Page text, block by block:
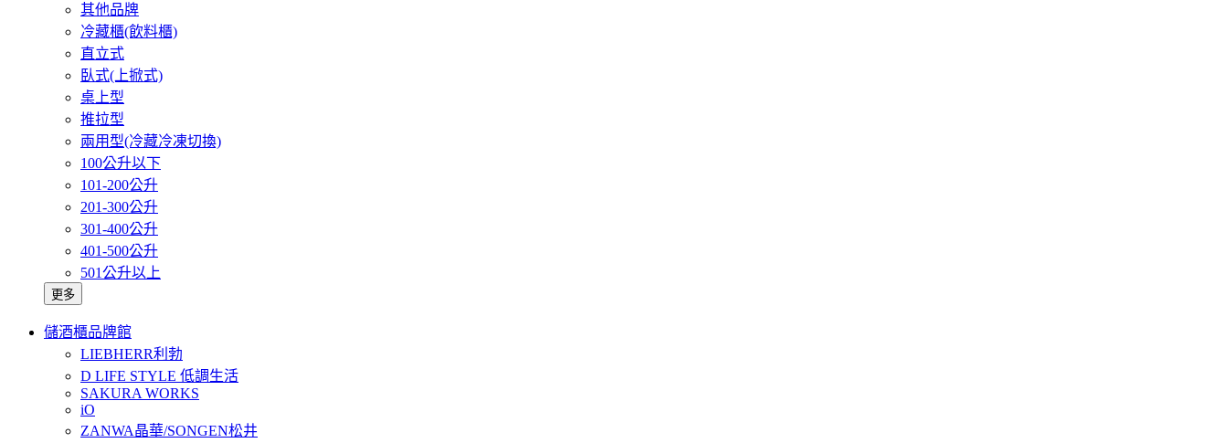
其他品牌
冷藏櫃(飲料櫃)
直立式
臥式(上掀式)
桌上型
推拉型
兩用型(冷藏冷凍切換)
100公升以下
101-200公升
201-300公升
301-400公升
401-500公升
501公升以上
更多
儲酒櫃品牌館
LIEBHERR利勃
D LIFE STYLE 低調生活
SAKURA WORKS
iO
ZANWA晶華/SONGEN松井